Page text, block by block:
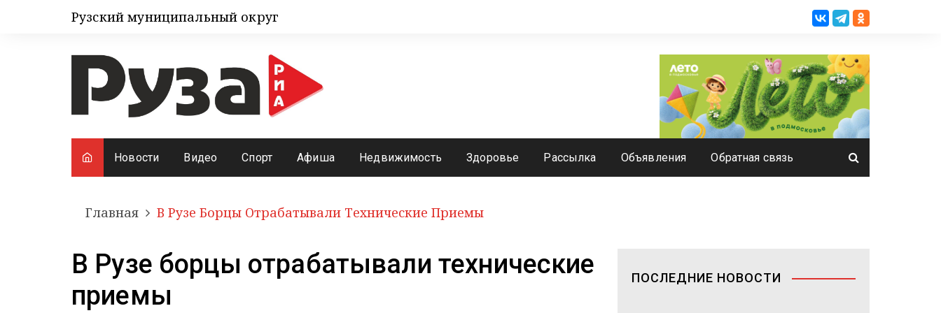
Рузский муниципальный округ
Новости Видео Спорт Афиша Недвижимость Здоровье Рассылка Объявления Обратная связь
Главная В Рузе Борцы Отрабатывали Технические Приемы
В Рузе борцы отрабатывали технические
приемы
ПОСЛЕДНИЕ НОВОСТИ